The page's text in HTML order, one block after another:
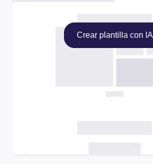
Crear plantilla con IA